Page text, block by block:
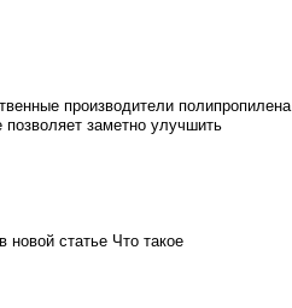
производители полипропилена
заметно улучшить
статье Что такое